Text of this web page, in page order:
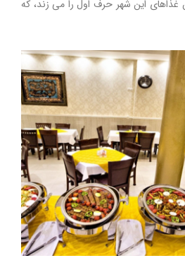
این شهر حرف اول را می زند، که